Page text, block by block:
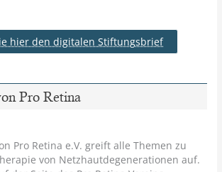
hier den digitalen Stiftungsbrief
Pro Retina
Pro Retina e.V. greift alle Themen zu
von Netzhautdegenerationen auf.